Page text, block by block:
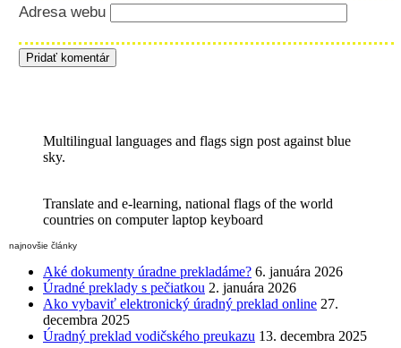
Adresa webu
Multilingual languages and flags sign post against blue
sky.
Translate and e-learning, national flags of the world
countries on computer laptop keyboard
najnovšie články
Aké dokumenty úradne prekladáme? 6. januára 2026
Úradné preklady s pečiatkou 2. januára 2026
Ako vybaviť elektronický úradný preklad online 27.
decembra 2025
Úradný preklad vodičského preukazu 13. decembra 2025